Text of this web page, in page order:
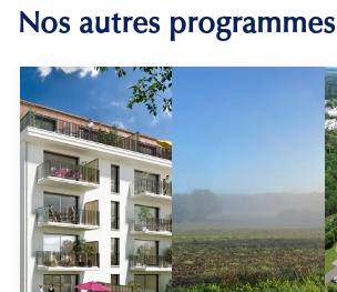
Nos autres programmes